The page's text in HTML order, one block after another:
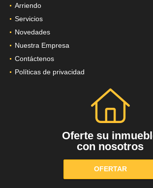
Arriendo
Servicios
Novedades
Nuestra Empresa
Contáctenos
Políticas de privacidad
Oferte su
con nosotros
OFERTAR